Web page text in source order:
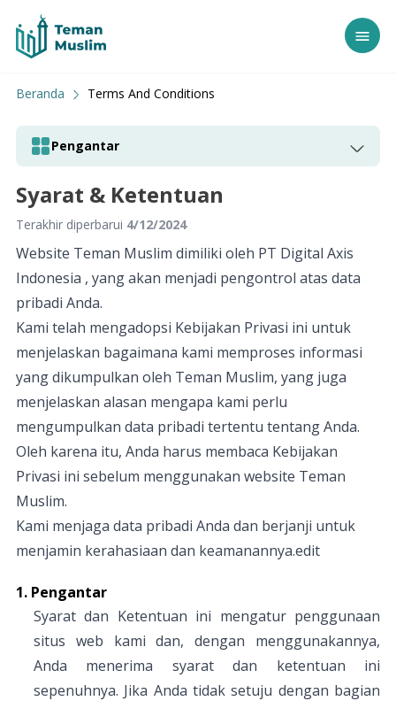
Tentang Kami
Doa & Dzikir
Masuk
This is Header Alert
Beranda Terms And Conditions
Pengantar
Pengantar
Hak Kekayaan Intelektual
Penggunaan yang Diperbolehkan
Tanggung Jawab Pengguna
Batasan Tanggung Jawab
Hukum yang Berlaku
Hubungi Kami
Syarat & Ketentuan
Terakhir diperbarui 4/12/2024
Website Teman Muslim dimiliki oleh PT Digital Axis
Indonesia , yang akan menjadi pengontrol atas data
pribadi Anda.
Kami telah mengadopsi Kebijakan Privasi ini untuk
menjelaskan bagaimana kami memproses informasi
yang dikumpulkan oleh Teman Muslim, yang juga
menjelaskan alasan mengapa kami perlu
mengumpulkan data pribadi tertentu tentang Anda.
Oleh karena itu, Anda harus membaca Kebijakan
Privasi ini sebelum menggunakan website Teman
Muslim.
Kami menjaga data pribadi Anda dan berjanji untuk
menjamin kerahasiaan dan keamanannya.edit
1. Pengantar
Syarat dan Ketentuan ini mengatur penggunaan
situs web kami dan, dengan menggunakannya,
Anda menerima syarat dan ketentuan ini
sepenuhnya. Jika Anda tidak setuju dengan bagian